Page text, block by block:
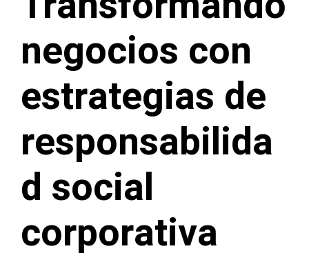
negocios con
estrategias de
responsabilida
d social
corporativa